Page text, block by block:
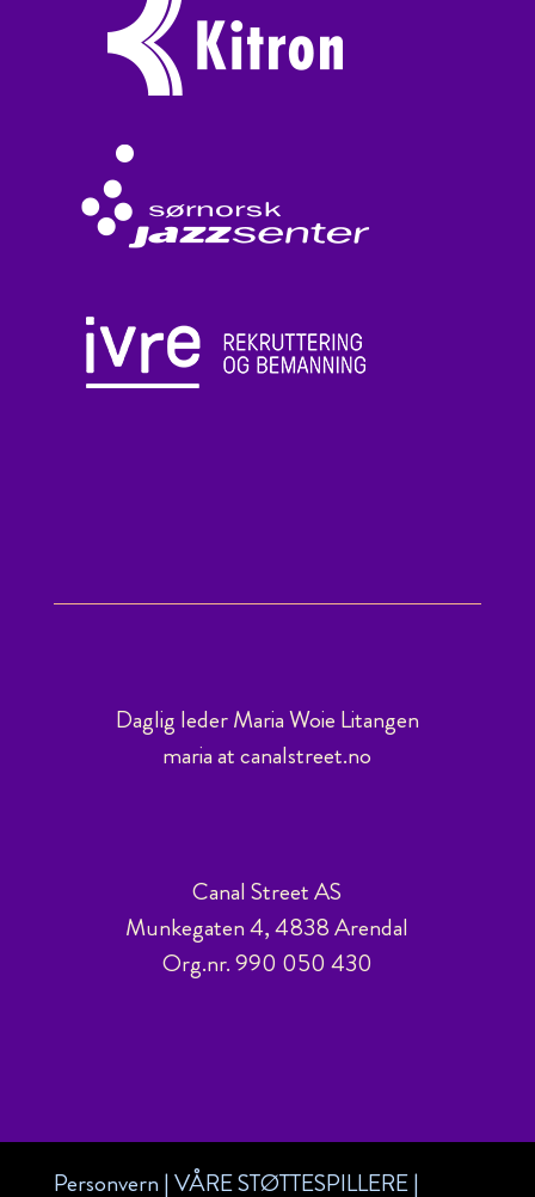
Daglig leder Maria Woie Litangen
maria at canalstreet.no
Canal Street AS
Munkegaten 4, 4838 Arendal
Org.nr. 990 050 430
Personvern|VÅRE STØTTESPILLERE|